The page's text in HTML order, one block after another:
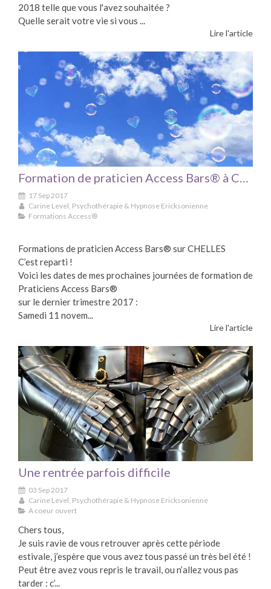
2018 telle que vous l'avez souhaitée ?
Quelle serait votre vie si vous ...
Lire l'article
Formation de praticien Access Bars® à CHELLES
17 Sep 2017
Carine Level, Psychothérapie & Hypnose Ericksonienne
Formations Access®
Formations de praticien Access Bars® sur CHELLES
C’est reparti !
Voici les dates de mes prochaines journées de formation de
Praticiens Access Bars®
sur le dernier trimestre 2017 :
Samedi 11 novem...
Lire l'article
Une rentrée parfois difficile
03 Sep 2017
Carine Level, Psychothérapie & Hypnose Ericksonienne
A coeur ouvert
Chers tous,
Je suis ravie de vous retrouver après cette période
estivale, j’espère que vous avez tous passé un très bel été !
Peut être avez vous repris le travail, ou n’allez vous pas
tarder : c’...